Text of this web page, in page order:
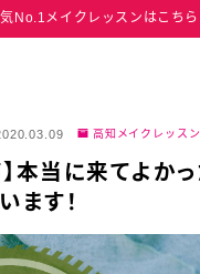
No.1メイクレッスンはこちら
高知メイクレッスン
本当に来てよかっ
ます！